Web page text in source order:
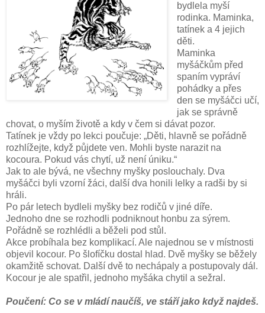
bydlela myší
rodinka. Maminka,
tatínek a 4 jejich
děti.
Maminka
myšáčkům před
spaním vypráví
pohádky a přes
den se myšáčci učí,
jak se správně
chovat, o myším životě a kdy v čem si dávat pozor.
Tatínek je vždy po lekci poučuje: „Děti, hlavně se pořádně
rozhlížejte, když půjdete ven. Mohli byste narazit na
kocoura. Pokud vás chytí, už není úniku.“
Jak to ale bývá, ne všechny myšky poslouchaly. Dva
myšáčci byli vzorní žáci, další dva honili lelky a radši by si
hráli.
Po pár letech bydleli myšky bez rodičů v jiné díře.
Jednoho dne se rozhodli podniknout honbu za sýrem.
Pořádně se rozhlédli a běželi pod stůl.
Akce probíhala bez komplikací. Ale najednou se v místnosti
objevil kocour. Po šlofíčku dostal hlad. Dvě myšky se běžely
okamžitě schovat. Další dvě to nechápaly a postupovaly dál.
Kocour je ale spatřil, jednoho myšáka chytil a sežral.
Poučení: Co se v mládí naučíš, ve stáří jako když najdeš.